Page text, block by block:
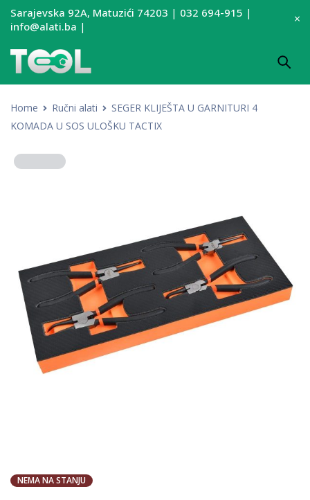
Sarajevska 92A, Matuzići 74203 | 032 694-915 |
info@alati.ba |
Home Ručni alati
SEGER KLIJEŠTA U GARNITURI 4
KOMADA U SOS ULOŠKU TACTIX
NEMA NA STANJU